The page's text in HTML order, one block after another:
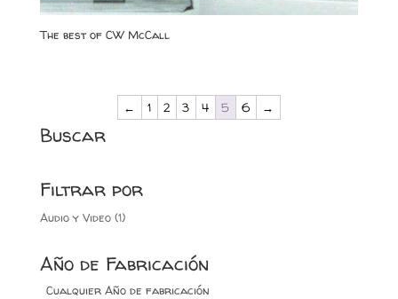
The best of CW McCall
← 1 2 3 4 5 6 →
Buscar
Filtrar por
Audio y Video (1)
Año de Fabricación